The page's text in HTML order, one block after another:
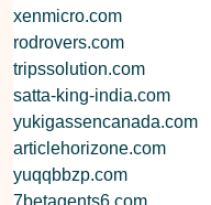
xenmicro.com
rodrovers.com
tripssolution.com
satta-king-india.com
yukigassencanada.com
articlehorizone.com
yuqqbbzp.com
7betagents6.com